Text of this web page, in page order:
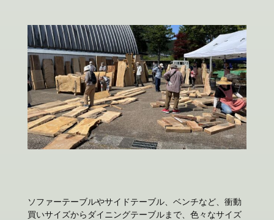
ソファーテーブルやサイドテーブル、ベンチなど、衝動
買いサイズからダイニングテーブルまで、色々なサイズ